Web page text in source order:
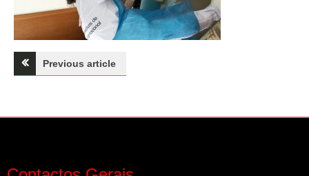
Navegação
artigos
Previous article